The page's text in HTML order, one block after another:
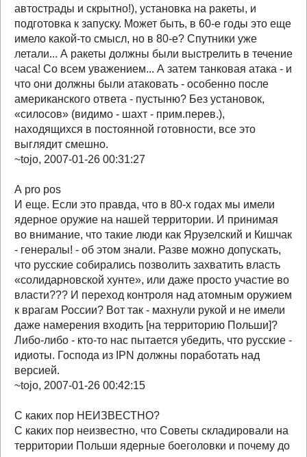
автострады и скрытно!), установка на ракеты, и
подготовка к запуску. Может быть, в 60-е годы это еще
имело какой-то смысл, но в 80-е? Спутники уже
летали... А ракеты должны были выстрелить в течение
часа! Со всем уважением... А затем танковая атака - и
что они должны были атаковать - особенно после
американского ответа - пустыню? Без установок,
«силосов» (видимо - шахт - прим.перев.),
находящихся в постоянной готовности, все это
выглядит смешно.
~tojo, 2007-01-26 00:31:27
А pro pos
И еще. Если это правда, что в 80-х годах мы имели
ядерное оружие на нашей территории. И принимая
во внимание, что такие люди как Ярузелский и Кишчак
- генералы! - об этом знали. Разве можно допускать,
что русские собирались позволить захватить власть
«солидарновской хунте», или даже просто участие во
власти??? И переход контроля над атомным оружием
к врагам России? Вот так - махнули рукой и не имели
даже намерения входить [на территорию Польши]?
Либо-либо - кто-то нас пытается убедить, что русские -
идиоты. Господа из IPN должны поработать над
версией.
~tojo, 2007-01-26 00:42:15
С каких пор НЕИЗВЕСТНО?
С каких пор неизвестно, что Советы складировали на
территории Польши ядерные боеголовки и почему до